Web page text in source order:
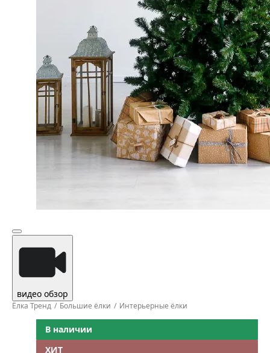
видео обзор
Ёлка Тренд Большие ёлки Интерьерные ёлки
В наличии
ХИТ